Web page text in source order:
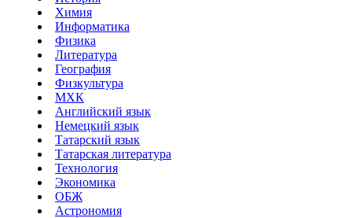
Химия
Информатика
Физика
Литература
География
Физкультура
МХК
Английский язык
Немецкий язык
Татарский язык
Татарская литература
Технология
Экономика
ОБЖ
Астрономия